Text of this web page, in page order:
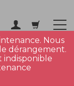
Nous
dérangement.
indisponible